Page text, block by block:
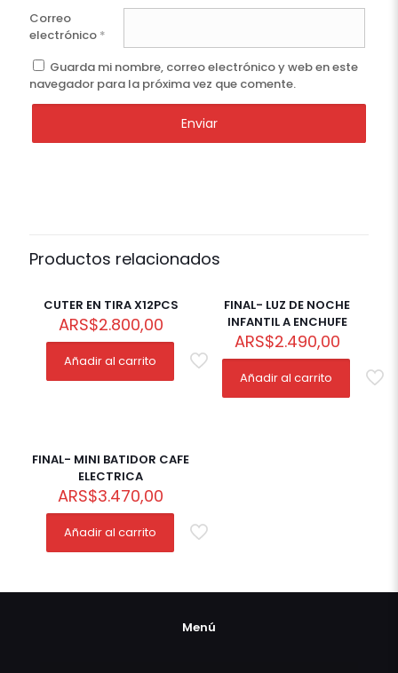
Correo
electrónico *
Guarda mi nombre, correo electrónico y web en este
navegador para la próxima vez que comente.
Productos relacionados
CUTER EN TIRA X12PCS
ARS$2.800,00
Añadir al carrito
FINAL- LUZ DE NOCHE
INFANTIL A ENCHUFE
ARS$2.490,00
Añadir al carrito
FINAL- MINI BATIDOR CAFE
ELECTRICA
ARS$3.470,00
Añadir al carrito
Menú